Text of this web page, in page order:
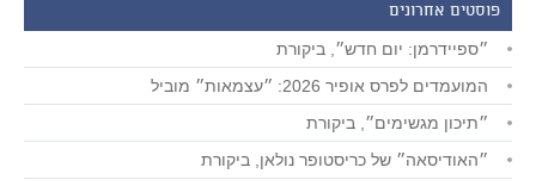
פוסטים אחרונים
״ספיידרמן: יום חדש״, ביקורת
המועמדים לפרס אופיר 2026: ״עצמאות״ מוביל
״תיכון מגשימים״, ביקורת
״האודיסאה״ של כריסטופר נולאן, ביקורת